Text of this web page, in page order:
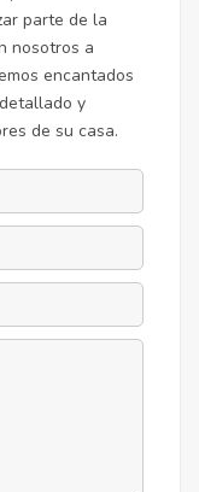
parte de la
nosotros a
encantados
y
de su casa.